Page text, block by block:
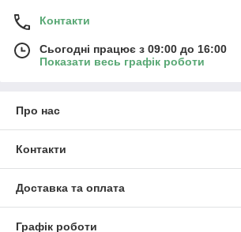
Контакти
Сьогодні працює з 09:00 до 16:00
Показати весь графік роботи
Про нас
Контакти
Доставка та оплата
Графік роботи